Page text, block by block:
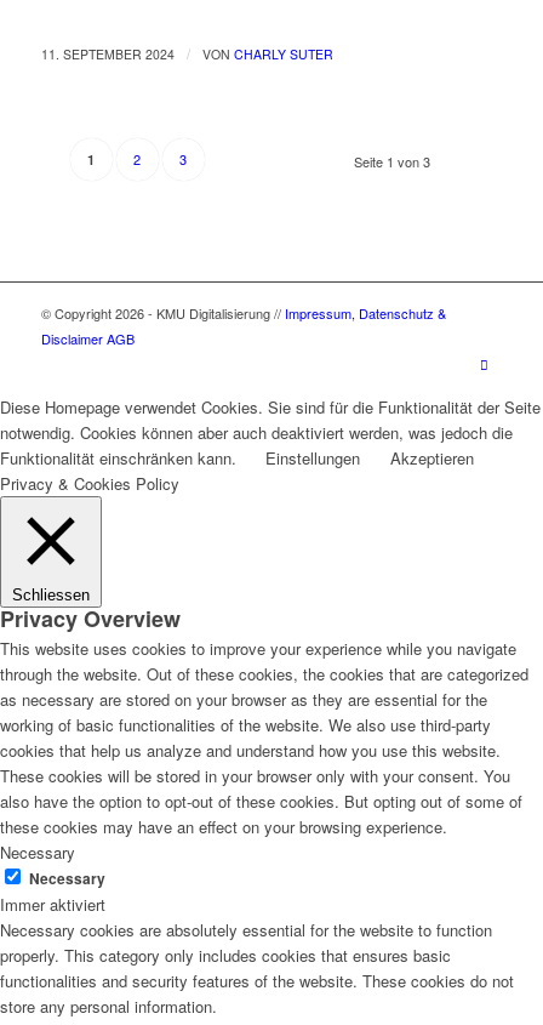
11. SEPTEMBER 2024 / VON CHARLY SUTER
Seite 1 von 3
1 2 3
© Copyright 2026 - KMU Digitalisierung // Impressum, Datenschutz &
Disclaimer AGB
Diese Homepage verwendet Cookies. Sie sind für die Funktionalität der Seite
notwendig. Cookies können aber auch deaktiviert werden, was jedoch die
Funktionalität einschränken kann.
Einstellungen
Akzeptieren
Privacy & Cookies Policy
Schliessen
Privacy Overview
This website uses cookies to improve your experience while you navigate
through the website. Out of these cookies, the cookies that are categorized
as necessary are stored on your browser as they are essential for the
working of basic functionalities of the website. We also use third-party
cookies that help us analyze and understand how you use this website.
These cookies will be stored in your browser only with your consent. You
also have the option to opt-out of these cookies. But opting out of some of
these cookies may have an effect on your browsing experience.
Necessary
Necessary
Immer aktiviert
Necessary cookies are absolutely essential for the website to function
properly. This category only includes cookies that ensures basic
functionalities and security features of the website. These cookies do not
store any personal information.